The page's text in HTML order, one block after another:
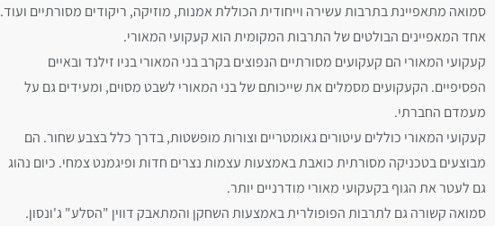
סמואה מתאפיינת בתרבות עשירה וייחודית הכוללת אמנות, מוזיקה, ריקודים מסורתיים ועוד.
אחד המאפיינים הבולטים של התרבות המקומית הוא קעקועי המאורי.
קעקועי המאורי הם קעקועים מסורתיים הנפוצים בקרב בני המאורי בניו זילנד ובאיים
הפסיפיים. הקעקועים מסמלים את שייכותם של בני המאורי לשבט מסוים, ומעידים גם על
מעמדם החברתי.
קעקועי המאורי כוללים עיטורים גאומטריים וצורות מופשטות, בדרך כלל בצבע שחור. הם
מבוצעים בטכניקה מסורתית כואבת באמצעות עצמות נצרים חדות ופיגמנט צמחי. כיום נהוג
גם לעטר את הגוף בקעקועי מאורי מודרניים יותר.
סמואה קשורה גם לתרבות הפופולרית באמצעות השחקן והמתאבק דווין "הסלע" ג'ונסון.